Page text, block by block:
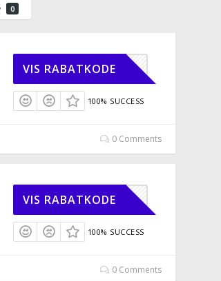
0
DERMA15
VIS RABATKODE
100% SUCCESS
0 Comments
AKATER10
VIS RABATKODE
100% SUCCESS
0 Comments